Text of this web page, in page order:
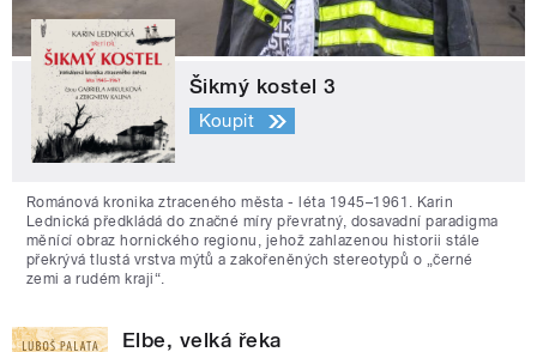
Šikmý kostel 3
Koupit
Románová kronika ztraceného města - léta 1945–1961. Karin
Lednická předkládá do značné míry převratný, dosavadní paradigma
měnící obraz hornického regionu, jehož zahlazenou historii stále
překrývá tlustá vrstva mýtů a zakořeněných stereotypů o „černé
zemi a rudém kraji“.
Elbe, velká řeka